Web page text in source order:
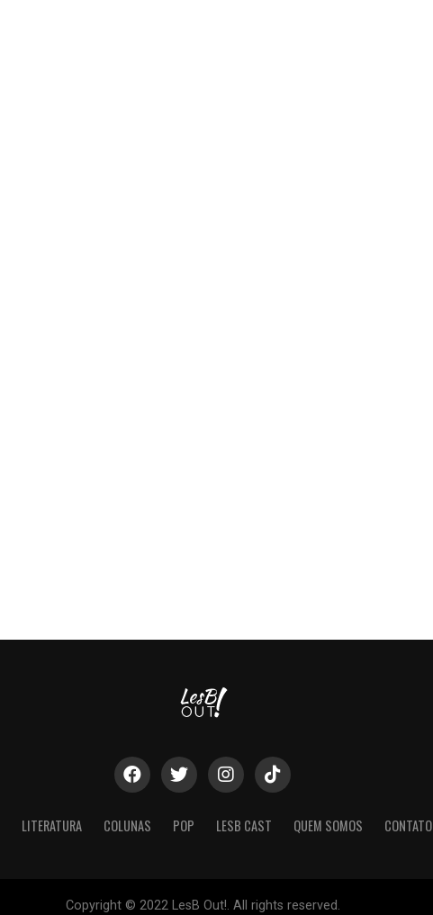
LITERATURA COLUNAS POP LESB CAST QUEM SOMOS CONTATO
Copyright © 2022 LesB Out!. All rights reserved.